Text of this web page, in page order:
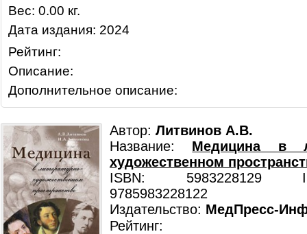
Вес: 0.00 кг.
Дата издания: 2024
Рейтинг:
Описание:
Дополнительное описание:
Автор: Литвинов А.В.
Название: Медицина в
художественном
ISBN: 5983228129
9785983228122
Издательство: МедПресс-
Рейтинг: